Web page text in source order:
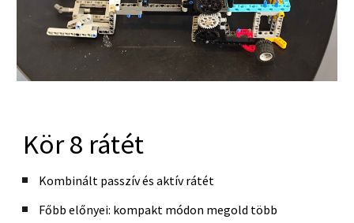
Kör8 rátét
Kombinált passzív és aktív rátét
Főbb előnyei: kompakt módon megold több